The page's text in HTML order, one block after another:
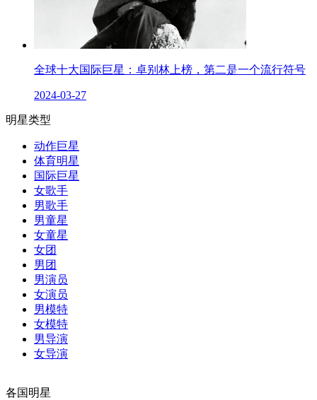
全球十大国际巨星：卓别林上榜，第二是一个流行符号
2024-03-27
明星类型
动作巨星
体育明星
国际巨星
女歌手
男歌手
男童星
女童星
女团
男团
男演员
女演员
男模特
女模特
男导演
女导演
各国明星